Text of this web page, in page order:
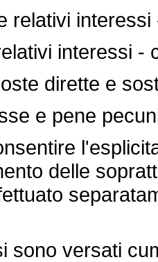
interessi
interessi -
dirette e
e pene
delle
versati